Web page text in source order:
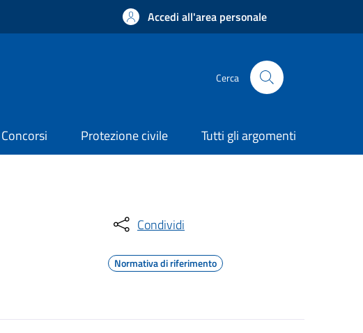
Accedi all'area personale
Cerca
Concorsi Protezione civile Tutti gli argomenti
Condividi
Normativa di riferimento